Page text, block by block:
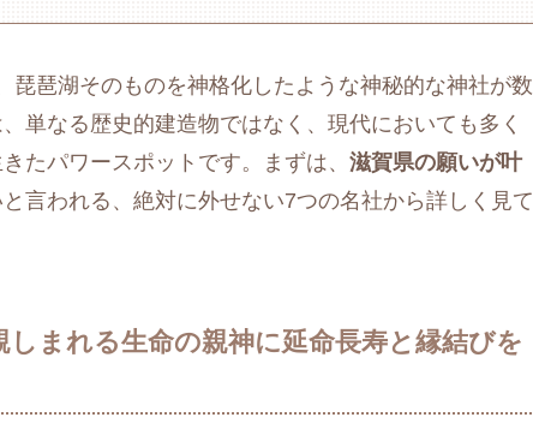
琵琶湖そのものを神格化したような神秘的な神社が数
単なる歴史的建造物ではなく、現代においても多く
たパワースポットです。まずは、 滋賀県の願いが叶
言われる、絶対に外せない7つの名社から詳しく見て
まれる生命の親神に延命長寿と縁結びを